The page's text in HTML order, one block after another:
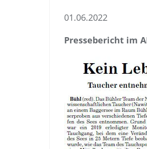
01.06.2022
Pressebericht im